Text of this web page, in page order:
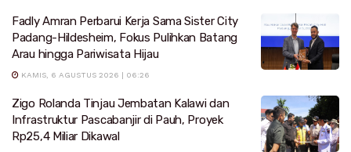
Fadly Amran Perbarui Kerja Sama Sister City
Padang-Hildesheim, Fokus Pulihkan Batang
Arau hingga Pariwisata Hijau
KAMIS, 6 AGUSTUS 2026 | 06:26
Zigo Rolanda Tinjau Jembatan Kalawi dan
Infrastruktur Pascabanjir di Pauh, Proyek
Rp25,4 Miliar Dikawal